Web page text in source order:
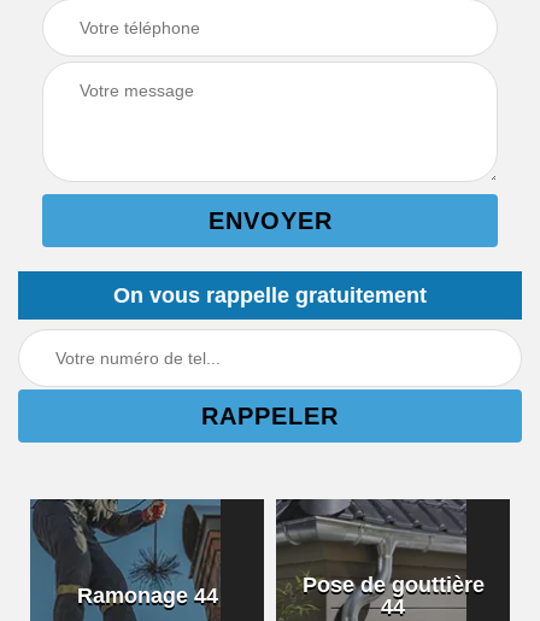
On vous rappelle gratuitement
Ramonage 44
Pose de gouttière
44